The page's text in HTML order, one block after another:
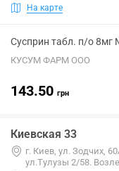
На карте
Сусприн табл. п/о 8мг
КУСУМ ФАРМ ООО
143.50 грн
Киевская 33
г. Киев, ул. Зодчих,
ул.Тулузы 2/58.